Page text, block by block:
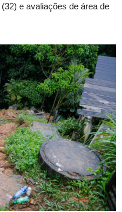
e avaliações de área de